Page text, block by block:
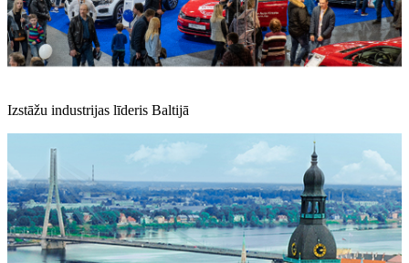
Izstāžu industrijas līderis Baltijā